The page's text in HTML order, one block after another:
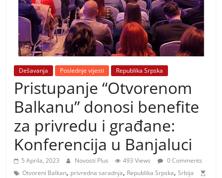
i
t
i
v
n
i
h
i
j
e
Dešavanja Poslednje vijesti Republika Srpska
Pristupanje “Otvorenom
Balkanu” donosi benefite
za privredu i građane:
Konferencija u Banjaluci
5 Aprila, 2023 Novosti Plus 493 Views
0 Comments
Otvoreni Balkan, privredna saradnja, Republika Srpska,Srbija